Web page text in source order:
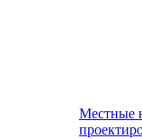
Местные